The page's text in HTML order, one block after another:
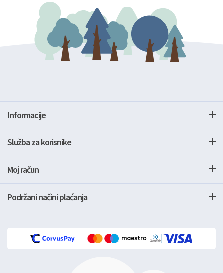
Informacije
Služba za korisnike
Moj račun
Podržani načini plaćanja